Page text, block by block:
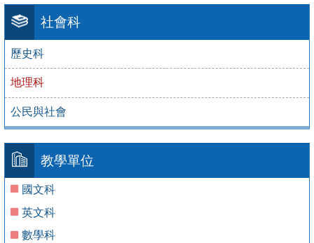
社會科
歷史科
地理科
公民與社會
教學單位
國文科
英文科
數學科